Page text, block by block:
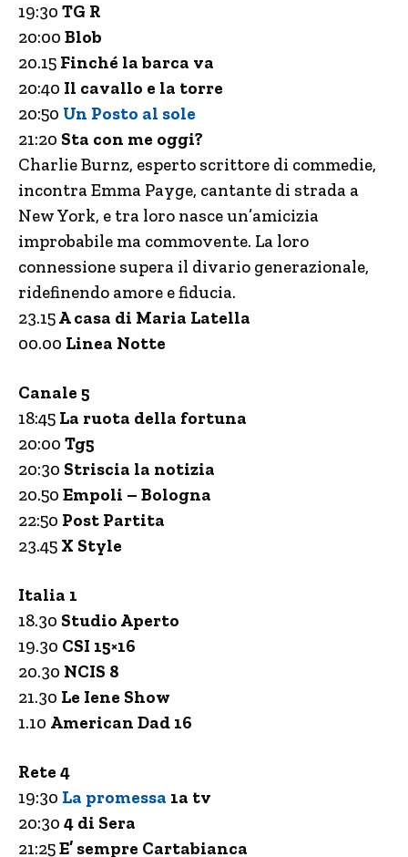
19:30 TG R
20:00 Blob
20.15 Finché la barca va
20:40 Il cavallo e la torre
20:50 Un Posto al sole
21:20 Sta con me oggi?
Charlie Burnz, esperto scrittore di commedie,
incontra Emma Payge, cantante di strada a
New York, e tra loro nasce un’amicizia
improbabile ma commovente. La loro
connessione supera il divario generazionale,
ridefinendo amore e fiducia.
23.15A casa di Maria Latella
00.00 Linea Notte
Canale 5
18:45 La ruota della fortuna
20:00 Tg5
20:30 Striscia la notizia
20.50 Empoli – Bologna
22:50 Post Partita
23.45 X Style
Italia 1
18.30 Studio Aperto
19.30 CSI 15×16
20.30 NCIS 8
21.30 Le Iene Show
1.10 American Dad 16
Rete 4
19:30 La promessa 1a tv
20:30 4 di Sera
21:25E’ sempre Cartabianca